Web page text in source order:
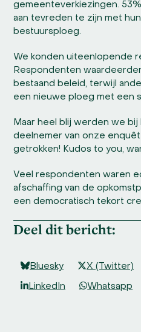
gemeenteverkiezingen.
aan tevreden te zijn met
bestuursploeg.
We konden uiteenlopende
Respondenten
bestaand beleid, terwijl
een nieuwe ploeg met een
Maar heel blij werden we
deelnemer van onze
getrokken! Kudos to you,
Veel respondenten waren
afschaffing van de
een democratisch tekort
Deel dit bericht:
Bluesky X (Twitter)
LinkedIn Whatsapp